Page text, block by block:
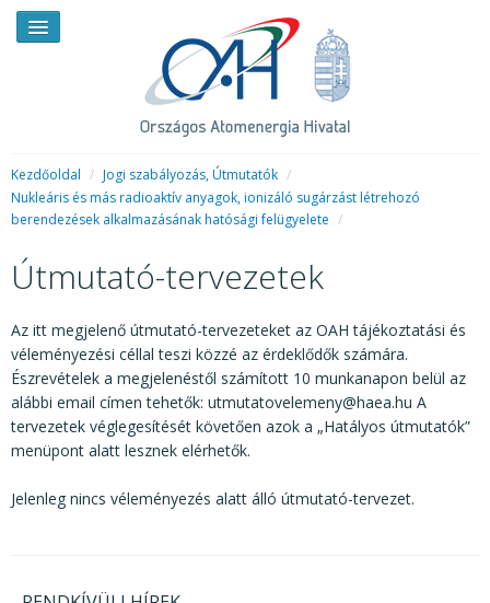
HÍREK
RENDKÍVÜLI HÍREK
HIRDETMÉNYEK
BEMUTATKOZÁS
FELADATOK
KÖZÉRDEKŰ ADATOK
Kezdőoldal / Jogi szabályozás, Útmutatók /
Nukleáris és más radioaktív anyagok, ionizáló sugárzást létrehozó
berendezések alkalmazásának hatósági felügyelete /
Útmutató-tervezetek
Az itt megjelenő útmutató-tervezeteket az OAH tájékoztatási és
véleményezési céllal teszi közzé az érdeklődők számára.
Észrevételek a megjelenéstől számított 10 munkanapon belül az
alábbi email címen tehetők: utmutatovelemeny@haea.hu A
tervezetek véglegesítését követően azok a „Hatályos útmutatók”
menüpont alatt lesznek elérhetők.
Jelenleg nincs véleményezés alatt álló útmutató-tervezet.